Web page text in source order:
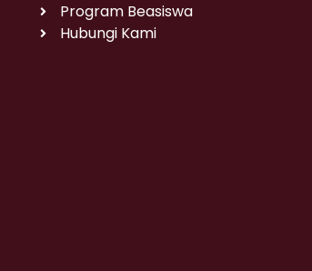
Program Beasiswa
Hubungi Kami